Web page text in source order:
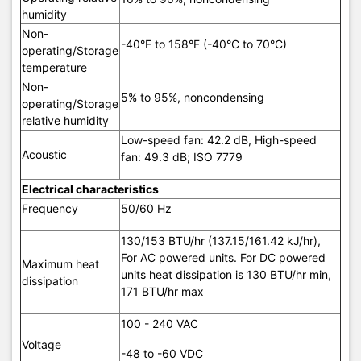
humidity
Non-
operating/Storage
temperature
-40°F to 158°F (-40°C to 70°C)
Non-
operating/Storage
relative humidity
5% to 95%, noncondensing
Acoustic
Low-speed fan: 42.2 dB, High-speed
fan: 49.3 dB; ISO 7779
Electrical characteristics
Frequency
50/60 Hz
Maximum heat
dissipation
130/153 BTU/hr (137.15/161.42 kJ/hr),
For AC powered units. For DC powered
units heat dissipation is 130 BTU/hr min,
171 BTU/hr max
Voltage
100 - 240 VAC
-48 to -60 VDC